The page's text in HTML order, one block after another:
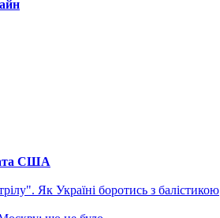
США
Як Україні боротись з балістикою